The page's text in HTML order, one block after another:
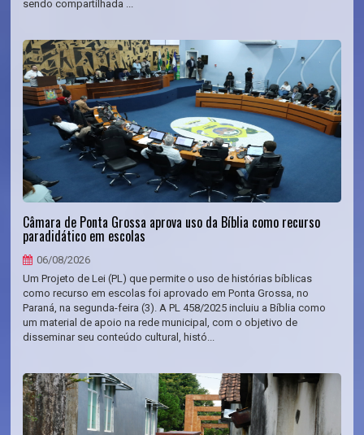
sendo compartilhada ...
Câmara de Ponta Grossa aprova uso da Bíblia como recurso
paradidático em escolas
06/08/2026
Um Projeto de Lei (PL) que permite o uso de histórias bíblicas
como recurso em escolas foi aprovado em Ponta Grossa, no
Paraná, na segunda-feira (3). A PL 458/2025 incluiu a Bíblia como
um material de apoio na rede municipal, com o objetivo de
disseminar seu conteúdo cultural, histó...